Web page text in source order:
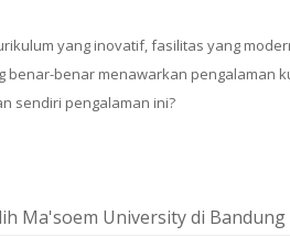
yang inovatif, fasilitas yang
benar-benar menawarkan pengalaman
sendiri pengalaman ini?
Ma'soem University di Bandung